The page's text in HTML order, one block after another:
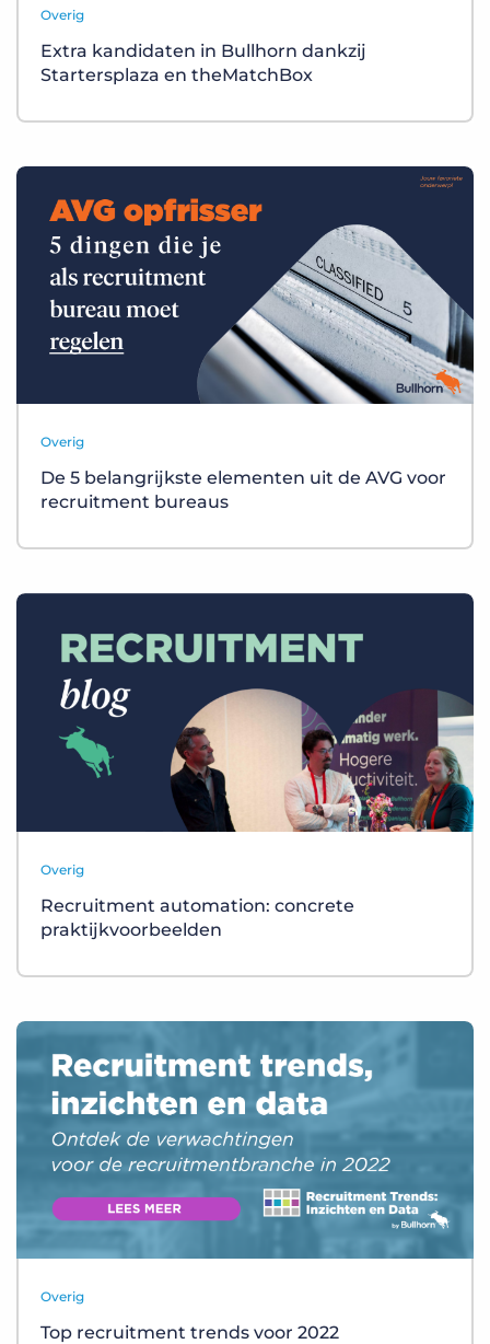
Overig
Extra kandidaten in Bullhorn dankzij
Startersplaza en theMatchBox
Overig
De 5 belangrijkste elementen uit de AVG voor
recruitment bureaus
Overig
Recruitment automation: concrete
praktijkvoorbeelden
Overig
Top recruitment trends voor 2022